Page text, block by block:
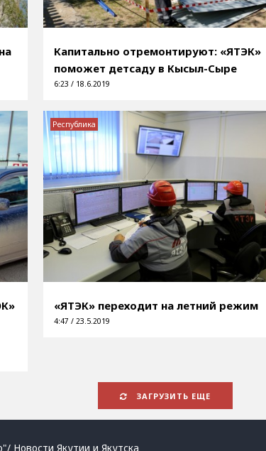
Капитально отремонтируют: «ЯТЭК»
поможет детсаду в Кысыл-Сыре
6:23 / 18.6.2019
«ЯТЭК» переходит на летний режим
4:47 / 23.5.2019
Республика
ЗАГРУЗИТЬ ЕЩЕ
Новости Якутии и Якутска